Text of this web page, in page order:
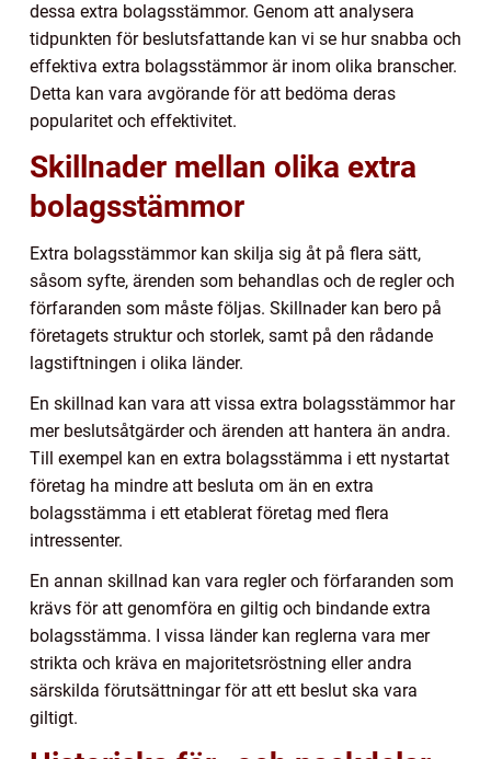
dessa extra bolagsstämmor. Genom att analysera
tidpunkten för beslutsfattande kan vi se hur snabba och
effektiva extra bolagsstämmor är inom olika branscher.
Detta kan vara avgörande för att bedöma deras
popularitet och effektivitet.
Skillnader mellan olika extra
bolagsstämmor
Extra bolagsstämmor kan skilja sig åt på flera sätt,
såsom syfte, ärenden som behandlas och de regler och
förfaranden som måste följas. Skillnader kan bero på
företagets struktur och storlek, samt på den rådande
lagstiftningen i olika länder.
En skillnad kan vara att vissa extra bolagsstämmor har
mer beslutsåtgärder och ärenden att hantera än andra.
Till exempel kan en extra bolagsstämma i ett nystartat
företag ha mindre att besluta om än en extra
bolagsstämma i ett etablerat företag med flera
intressenter.
En annan skillnad kan vara regler och förfaranden som
krävs för att genomföra en giltig och bindande extra
bolagsstämma. I vissa länder kan reglerna vara mer
strikta och kräva en majoritetsröstning eller andra
särskilda förutsättningar för att ett beslut ska vara
giltigt.